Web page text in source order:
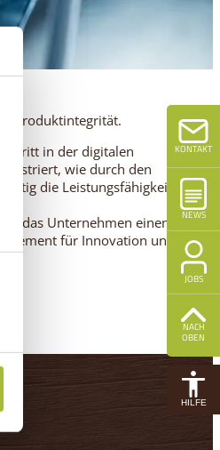
KONTAKT
NEWS
JOBS
NACH
OBEN
HILFE
Produktintegrität.
in der digitalen
wie durch den
die Leistungsfähigkeit
das Unternehmen einen
für Innovation und